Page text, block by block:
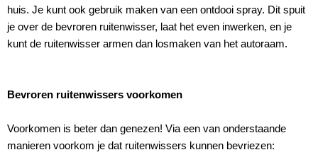
huis. Je kunt ook gebruik maken van een ontdooi spray. Dit spuit
je over de bevroren ruitenwisser, laat het even inwerken, en je
kunt de ruitenwisser armen dan losmaken van het autoraam.
Bevroren ruitenwissers voorkomen
Voorkomen is beter dan genezen! Via een van onderstaande
manieren voorkom je dat ruitenwissers kunnen bevriezen: